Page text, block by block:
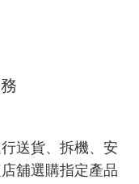
送貨、拆機、安
舖選購指定產品